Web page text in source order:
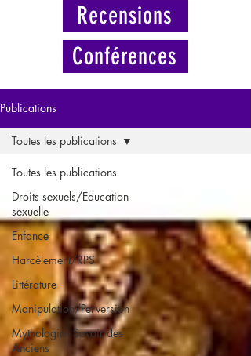
Recensions
Conférences
Publications
Toutes les publications
Droits sexuels/Education
sexuelle
Enfance
Harcèlement/RPS
Littérature
Manipulation/Perversion
Mythologie - Savoir des
Anciens
Toutes les publications